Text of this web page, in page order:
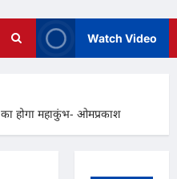
Watch Video
होगा महाकुंभ- ओमप्रकाश